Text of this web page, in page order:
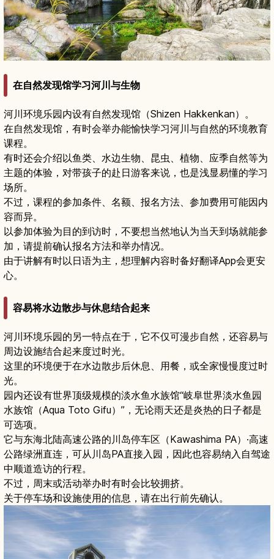
在自然发现馆学习河川与生物
河川环境乐园内设有自然发现馆（Shizen Hakkenkan）。
在自然发现馆，有时会举办能愉快学习河川与自然的环境教育
课程。
有时还会介绍以鱼类、水边生物、昆虫、植物、应季自然等为
主题的体验，对带孩子的赴日游客来说，也是浅显易懂的学习
场所。
不过，课程的参加条件、名额、报名方法、参加费用可能因内
容而异。
以参加体验为目的到访时，不要想当然地认为当天到场就能参
加，请提前确认报名方法和举办情况。
由于讲解有时以日语为主，想理解内容时备好翻译App会更安
心。
容易将水边散步与休息结合起来
河川环境乐园的另一特点在于，它不仅可漫步自然，还容易与
周边设施结合起来度过时光。
这里的环境便于在水边散步后休息、用餐，或全家慢慢度过时
光。
园内还设有世界顶级规模的淡水鱼水族馆“岐阜世界淡水鱼园
水族馆（Aqua Toto Gifu）”，无论雨天还是炎热的日子都是
可选项。
它与东海北陆高速公路的川岛停车区（Kawashima PA）·高速
公路绿洲直连，可从川岛PA直接入园，因此也容易纳入自驾途
中顺道造访的行程。
不过，周末或活动举办时有时会比较拥挤。
关于停车场和设施使用的信息，请在出行前先确认。